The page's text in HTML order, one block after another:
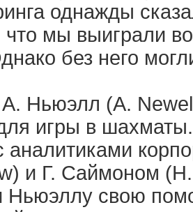
однажды
что мы выиграли
без него
А. Ньюэлл (A.
игры в
аналитиками
и Г. Саймоном
Ньюэллу свою